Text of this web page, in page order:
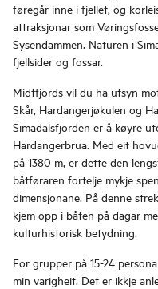
føregår inne i fjellet, og
attraksjonar som
Sysendammen. Naturen i
fjellsider og fossar.
Midtfjords vil du ha utsyn
Skår, Hardangerjøkulen og
Simadalsfjorden er å køyre
Hardangerbrua. Med eit
på 1380 m, er dette den
båtføraren fortelje mykje
dimensjonane. På denne
kjem opp i båten på dagar
kulturhistorisk betydning.
For grupper på 15-24
min varigheit. Det er ikkje